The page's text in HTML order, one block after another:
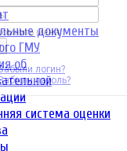
документы
ГМУ
об
система оценки
меня
логин?
пароль?